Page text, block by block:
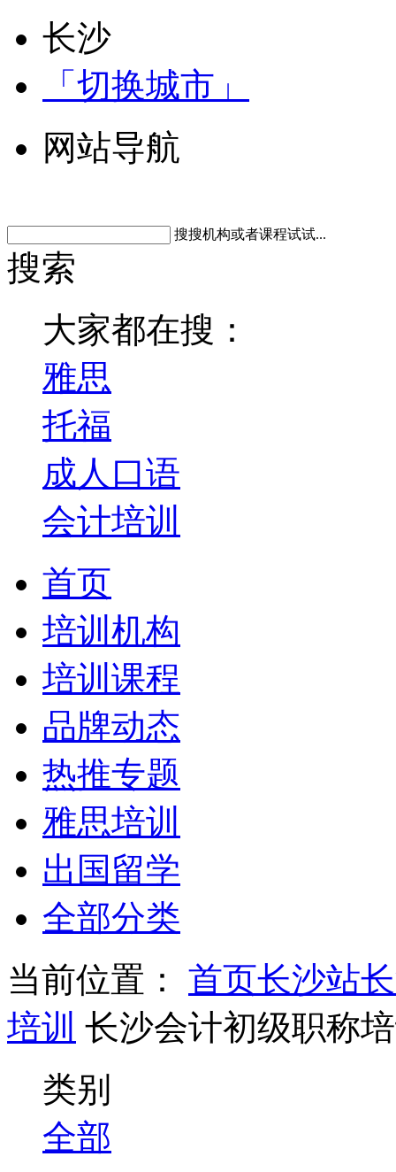
长沙
「切换城市」
网站导航
搜搜机构或者课程试试...
搜索
大家都在搜：
雅思
托福
成人口语
会计培训
首页
培训机构
培训课程
品牌动态
热推专题
雅思培训
出国留学
全部分类
当前位置：
首页长沙站
培训 长沙会计初级职称
类别
全部